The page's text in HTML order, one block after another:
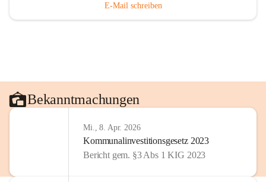
E-Mail schreiben
Bekanntmachungen
Mi., 8. Apr. 2026
Kommunalinvestitionsgesetz 2023
Bericht gem. §3 Abs 1 KIG 2023